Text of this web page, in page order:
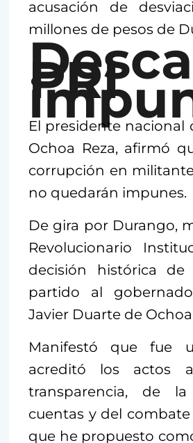
acusación de
millones de pesos de
PRI
El presidente nacional
Ochoa Reza, afirmó
corrupción en
no quedarán impunes.
De gira por Durango,
Revolucionario
decisión histórica de
partido al
Javier Duarte de
Manifestó que fue
acreditó los actos
transparencia, de
cuentas y del
que he propuesto